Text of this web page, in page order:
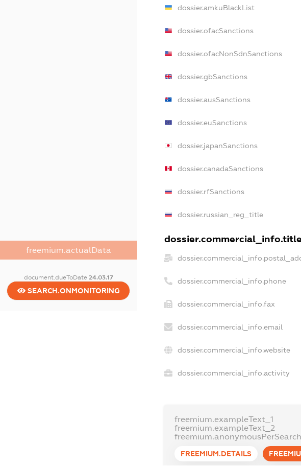
freemium.actualData
document.dueToDate 24.03.17
SEARCH.ONMONITORING
dossier.amkuBlackList
dossier.ofacSanctions
dossier.ofacNonSdnSanctions
dossier.gbSanctions
dossier.ausSanctions
dossier.euSanctions
dossier.japanSanctions
dossier.canadaSanctions
dossier.rfSanctions
dossier.russian_reg_title
dossier.commercial_info.title
dossier.commercial_info.phone
dossier.commercial_info.fax
dossier.commercial_info.email
dossier.commercial_info.website
dossier.commercial_info.activity
freemium.exampleText_1
freemium.exampleText_2
FREEMIUM.DETAILS